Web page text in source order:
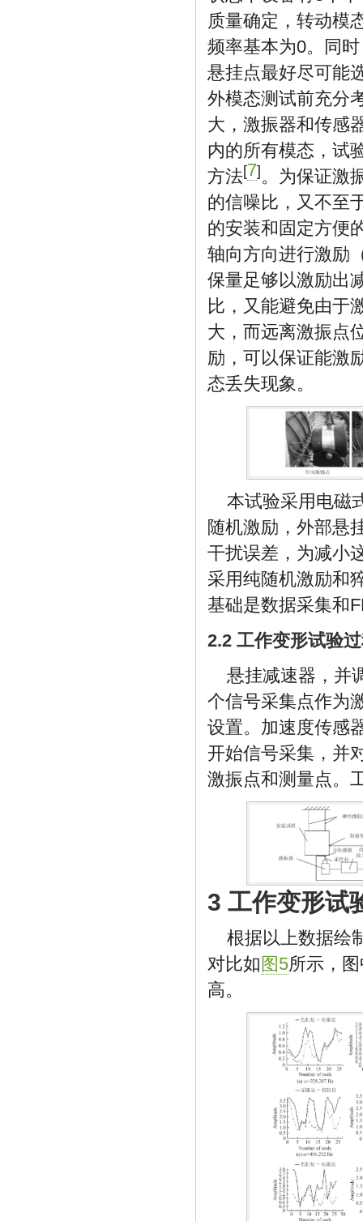
质量确定，转动模
频率基本为0。同
悬挂点最好尽可能
外模态测试前充分
大，激振器和传感
内的所有模态，试
方法[7]。为保证激
的信噪比，又不至
的安装和固定方便
轴向方向进行激励
保量足够以激励出
比，又能避免由于
大，而远离激振点
励，可以保证能激
态丢失现象。
本试验采用电磁
随机激励，外部悬
干扰误差，为减小
采用纯随机激励和
基础是数据采集和
2.2 工作变形试验
悬挂减速器，并
个信号采集点作为
设置。加速度传感
开始信号采集，并
激振点和测量点。
3 工作变形试
根据以上数据绘
对比如 图5所示，
高。